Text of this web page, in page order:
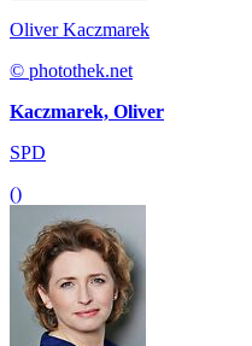
Oliver Kaczmarek
© photothek.net
Kaczmarek, Oliver
SPD
()